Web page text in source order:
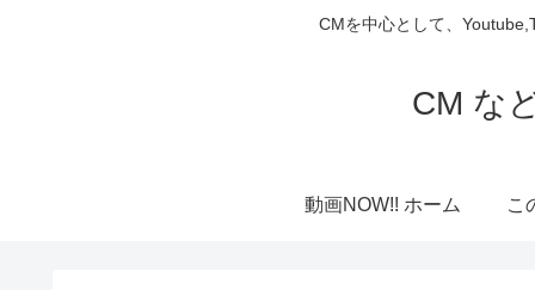
CMを中心として、
CM な
動画NOW!! ホーム こ